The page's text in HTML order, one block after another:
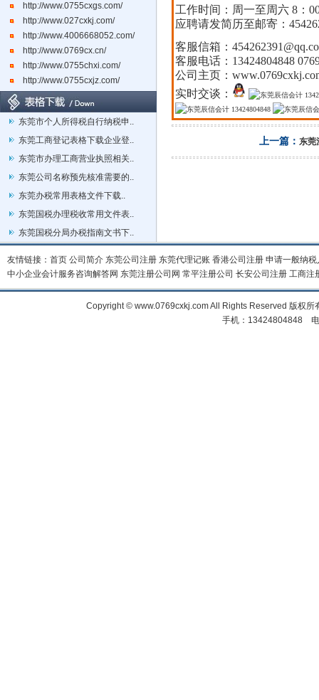
http://www.0755cxgs.com/
http://www.027cxkj.com/
http://www.4006668052.com/
http://www.0769cx.cn/
http://www.0755chxi.com/
http://www.0755cxjz.com/
东莞市个人所得税自行纳税申..
东莞工商登记表格下载企业登..
东莞市办理工商营业执照相关..
东莞公司名称预先核准需要的..
东莞办税常用表格文件下载..
东莞国税办理税收常用文件表..
东莞国税分局办税指南文书下..
工作时间：周一至周六 8：
应聘请发简历至邮寄：
客服信箱 ：
客服电话 ： 13424804848
公司主页 ：
实时交谈：
上一篇： 东莞
友情链接： 首页 公司简介 东莞公司注册 东莞代理记账 香港公司注册 申请一般纳税
中小企业会计服务咨询解答网 东莞注册公司网 常平注册公司 长安公司注册 工商注
Copyright © www.0769cxkj.com All Rights Reserved 版权
手机：13424804848